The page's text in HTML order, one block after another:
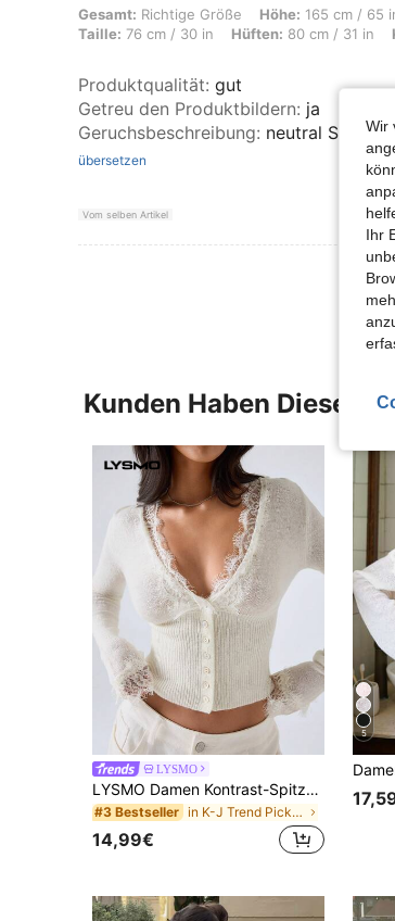
Gesamt: Richtige Größe, Höhe: 165 cm / 65 in,
Gesamt: Richtige Größe Höhe: 165 cm / 65
Taille: 76 cm / 30 in Hüften: 80 cm / 31 in
Produktqualität: gut
Getreu den Produktbildern: ja
Geruchsbeschreibung: neutral
übersetzen
Vom selben Artikel
Kunden Haben Diese
LYSMO
LYSMO Damen Kontrast-Spitze Langarm einreihige Mode dünne Strickjacke
#3 Bestseller in K-J Trend Picks Damen Strickwaren
14,99€
5
Wir
Ihr